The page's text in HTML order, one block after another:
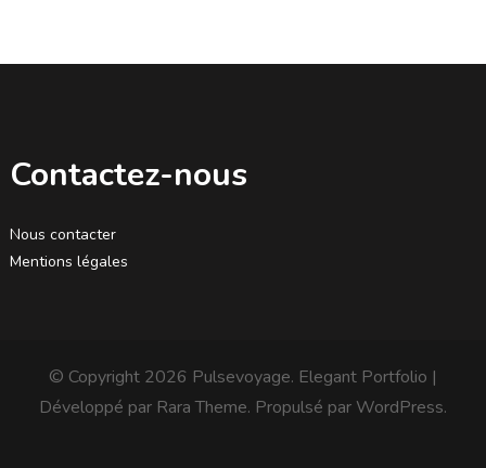
Contactez-nous
Nous contacter
Mentions légales
© Copyright 2026 Pulsevoyage. Elegant Portfolio |
Développé par Rara Theme. Propulsé par WordPress.